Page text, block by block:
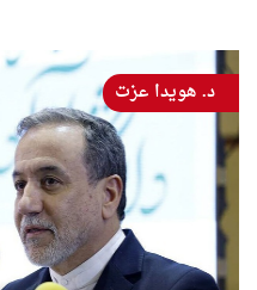
د. هويدا عزت